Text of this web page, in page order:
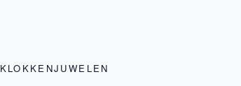
KLOKKENJUWELEN